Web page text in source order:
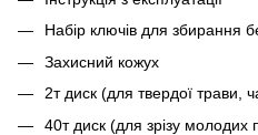
Набір ключів для збирання
Захисний кожух
2т диск (для твердої трави,
40т диск (для зрізу молодих